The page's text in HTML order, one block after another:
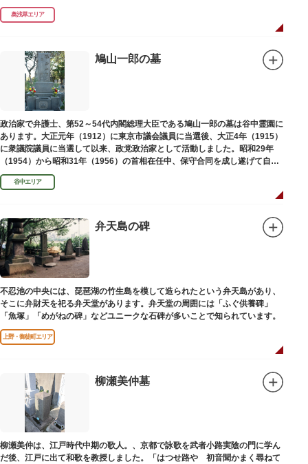
ります。
奥浅草エリア
鳩山一郎の墓
政治家で弁護士、第52～54代内閣総理大臣である鳩山一郎の墓は谷中霊園に
あります。大正元年（1912）に東京市議会議員に当選後、大正4年（1915）
に衆議院議員に当選して以来、政党政治家として活動しました。昭和29年
（1954）から昭和31年（1956）の首相在任中、保守合同を成し遂げて自由
民主党の初代総裁となり、日本とソビエト連邦の国交回復を実現しました。
谷中エリア
弁天島の碑
不忍池の中央には、琵琶湖の竹生島を模して造られたという弁天島があり、
そこに弁財天を祀る弁天堂があります。弁天堂の周囲には「ふぐ供養碑」
「魚塚」「めがねの碑」などユニークな石碑が多いことで知られています。
上野・御徒町エリア
柳瀬美仲墓
柳瀬美仲は、江戸時代中期の歌人。、京都で詠歌を武者小路実陰の門に学ん
だ後、江戸に出て和歌を教授しました。「はつせ路や 初音聞かまく尋ねて